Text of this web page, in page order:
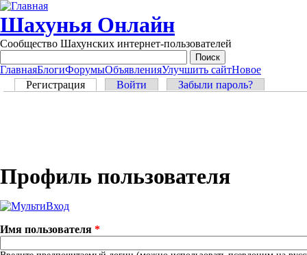
Перейти к основному содержанию
Шахунья Онлайн
Сообщество Шахунских интернет-пользователей
Main menu
ГлавнаяБлогиФорумыОбъявленияУлучшить сайтНовое
Главные вкладки
Регистрация (активная вкладка)
Войти Забыли пароль?
Профиль пользователя
Имя пользователя *